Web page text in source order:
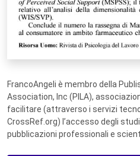
FrancoAngeli è membro della
Association, Inc (PILA),
facilitare (attraverso i servizi
CrossRef.org) l’accesso degli
pubblicazioni professionali e